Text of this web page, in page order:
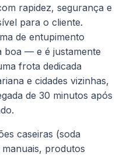
rapidez, segurança e
para o cliente.
de entupimento
boa — e é justamente
frota dedicada
e cidades vizinhas,
de 30 minutos após
caseiras (soda
produtos